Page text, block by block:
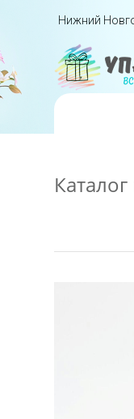
Перейти вниз
Нижний
Skip to content